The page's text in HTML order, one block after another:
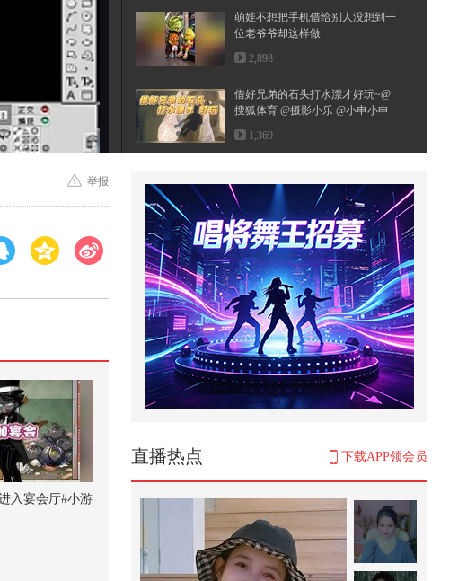
萌娃不想把手机借给别人没想到一
位老爷爷却这样做
2,898
借好兄弟的石头打水漂才好玩~@
搜狐体育 @摄影小乐 @小申小申
@郭大...
1,369
了，去找电焊工人安慰！
4,541
来丈母娘家接老婆回家，老婆不回
去，想不到丈母娘这样做，结果老
婆...
124
养老金好消息！多地提升养老金标
准，500元以下能否涨更多？
2,529
涨知识..
想要自首的朋友，学会了吗？# 警
察 # 普法小剧场
316
【KPOP翻跳自由组队赛道】 嗷呜
七一口南瓜牛肉饺｜越跳越上头的
举报
直播热点 下载APP领会员
入宴会厅#小游